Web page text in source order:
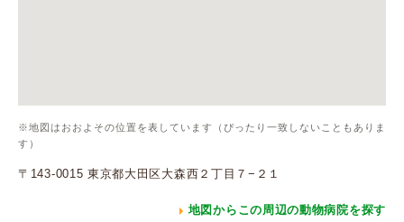
※地図はおおよその位置を表しています（ぴったり一致しないこともありま
す）
〒143-0015 東京都大田区大森西２丁目７−２１
地図からこの周辺の動物病院を探す